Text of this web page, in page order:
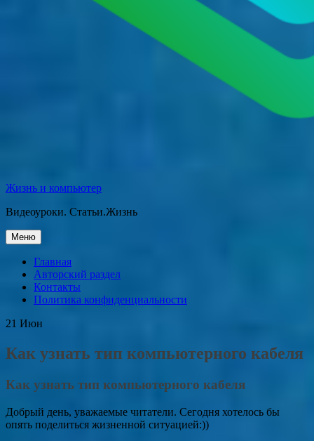
Жизнь и компьютер
Видеоуроки. Статьи.Жизнь
Меню Перейти
к
содержанию
Главная
Авторский раздел
Контакты
Политика конфиденциальности
21 Июн
Как узнать тип компьютерного кабеля
Как узнать тип компьютерного кабеля
Добрый день, уважаемые читатели. Сегодня хотелось бы
опять поделиться жизненной ситуацией:))